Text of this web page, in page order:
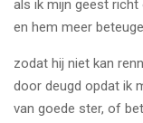
als ik mijn geest richt
en hem meer
zodat hij niet kan
door deugd opdat ik
van goede ster, of